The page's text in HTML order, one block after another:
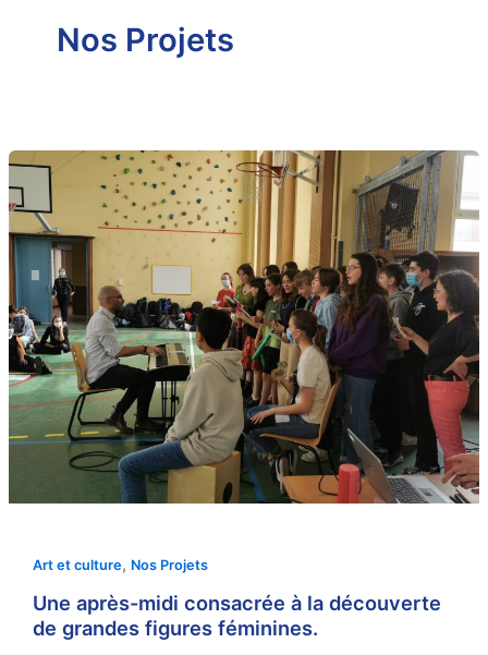
Nos Projets
Art et culture, Nos Projets
Une après-midi consacrée à la découverte
de grandes figures féminines.